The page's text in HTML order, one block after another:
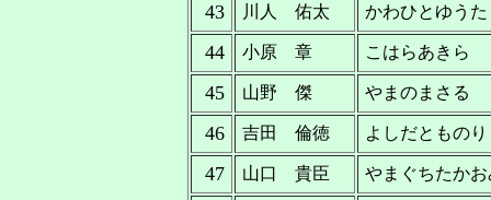
43 川人 佑太 かわひとゆうた
44 小原 章 こはらあきら
45 山野 傑 やまのまさる
46 吉田 倫徳 よしだとものり
47 山口 貴臣 やまぐちたかお